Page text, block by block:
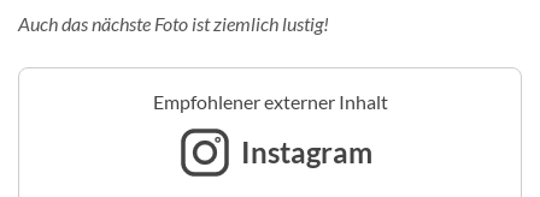
Auch das nächste Foto ist ziemlich lustig!
Empfohlener externer Inhalt
Instagram